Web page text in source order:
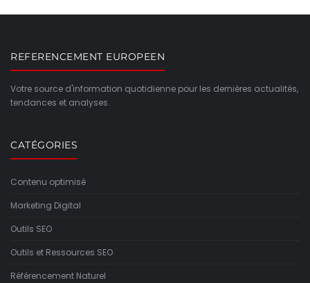
REFERENCEMENT EUROPEEN
Votre source d'information quotidienne pour les dernières actualités,
tendances et analyses.
CATÉGORIES
Contenu optimisé
Marketing Digital
Outils SEO
Outils et Ressources SEO
Référencement Naturel